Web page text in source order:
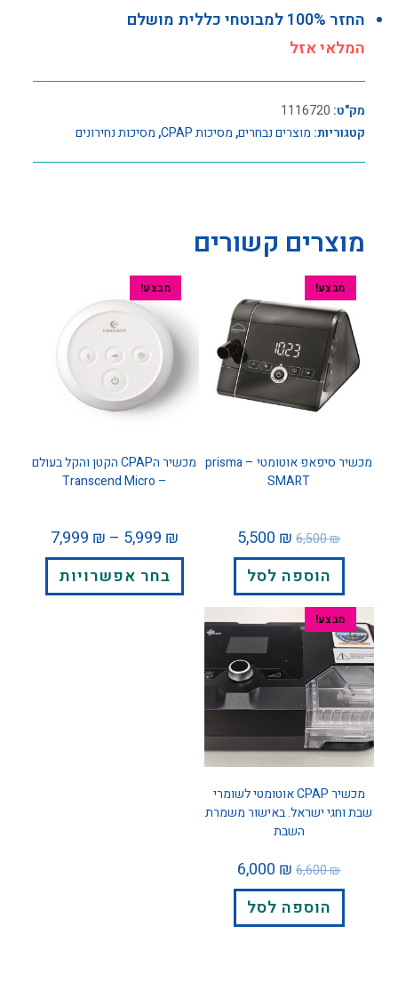
החזר 100% למבוטחי כללית מושלם
המלאי אזל
מק"ט: 1116720
קטגוריות: מוצרים נבחרים,מסיכות CPAP ,מסיכות נחירונים
מוצרים קשורים
מבצע!
מכשיר סיפאפ אוטומטי – prisma
SMART
6,500₪
5,500 ₪
הוספה לסל
מבצע!
מכשיר הCPAP הקטן והקל בעולם
– Transcend Micro
5,999 ₪
–
7,999 ₪
בחר אפשרויות
מבצע!
מכשיר CPAP אוטומטי לשומרי
שבת וחגי ישראל. באישור משמרת
השבת
6,600₪
6,000 ₪
הוספה לסל